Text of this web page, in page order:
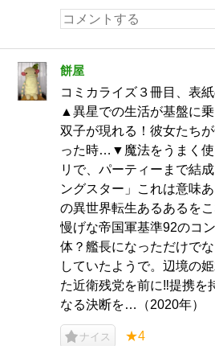
餅屋
コミカライズ３冊目、表
▲異星での生活が基盤に
双子が現れる！彼女たち
った時…▼魔法をうまく使
リで、パーティーまで結
ングスター」これは意味
の異世界転生あるあるを
慢げな帝国軍基準92のコ
体？艦長になっただけで
していたようで。辺境の
た近衛残党を前に‼提携を
なる決断を…（2020年）
ナイス ★4